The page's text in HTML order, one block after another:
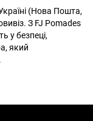
(Нова Пошта,
З FJ Pomades
у безпеці,
який